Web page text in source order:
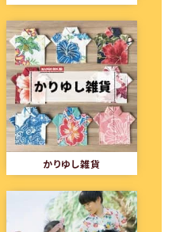
かりゆし雑貨